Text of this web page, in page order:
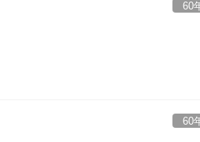
60
60